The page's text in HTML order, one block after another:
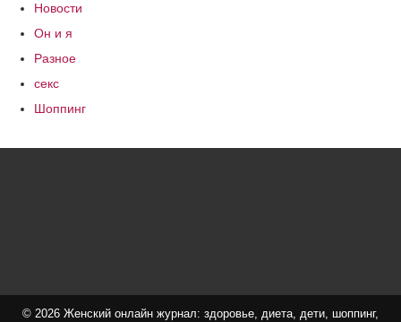
Новости
Он и я
Разное
секс
Шоппинг
© 2026 Женский онлайн журнал: здоровье, диета, дети, шоппинг,